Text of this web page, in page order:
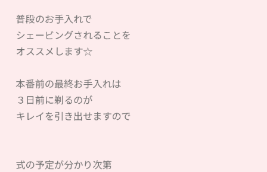
普段のお手入れで
シェービングされることを
オススメします☆
本番前の最終お手入れは
３日前に剃るのが
キレイを引き出せますので
式の予定が分かり次第